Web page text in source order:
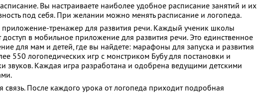
Вы настраиваете наиболее удобное расписание занятий и их
под себя. При желании можно менять расписание и логопеда.
приложение-тренажер для развития речи. Каждый ученик школы
доступ в мобильное приложение для развития речи. Это единственное
для мам и детей, где вы найдете: марафоны для запуска и развития
550 логопедических игр с монстриком Бубу для постановки и
звуков. Каждая игра разработана и одобрена ведущими детскими
связь. После каждого урока от логопеда приходит подробная